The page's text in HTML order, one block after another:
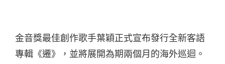
金音獎最佳創作歌手葉穎正式宣布發行全新客語
專輯《遷》，並將展開為期兩個月的海外巡迴。